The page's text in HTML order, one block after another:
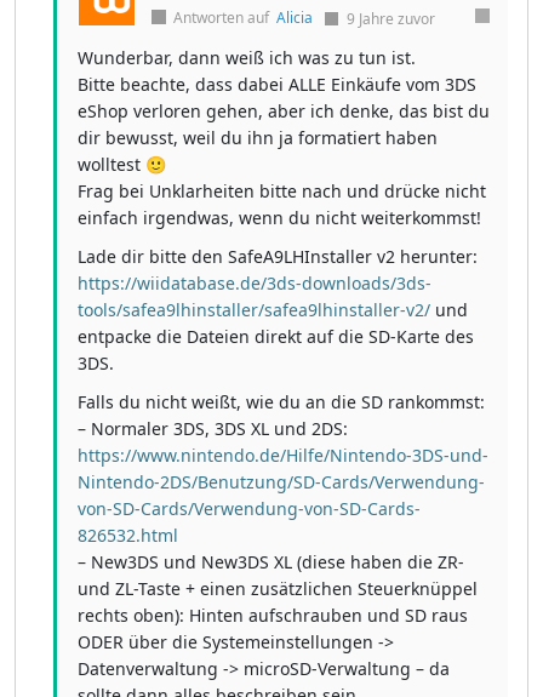
Antworten auf Alicia 9 Jahre zuvor
Wunderbar, dann weiß ich was zu tun ist.
Bitte beachte, dass dabei ALLE Einkäufe vom 3DS
eShop verloren gehen, aber ich denke, das bist du
dir bewusst, weil du ihn ja formatiert haben
wolltest 🙂
Frag bei Unklarheiten bitte nach und drücke nicht
einfach irgendwas, wenn du nicht weiterkommst!
Lade dir bitte den SafeA9LHInstaller v2 herunter:
https://wiidatabase.de/3ds-downloads/3ds-
tools/safea9lhinstaller/safea9lhinstaller-v2/ und
entpacke die Dateien direkt auf die SD-Karte des
3DS.
Falls du nicht weißt, wie du an die SD rankommst:
– Normaler 3DS, 3DS XL und 2DS:
https://www.nintendo.de/Hilfe/Nintendo-3DS-und-
Nintendo-2DS/Benutzung/SD-Cards/Verwendung-
von-SD-Cards/Verwendung-von-SD-Cards-
826532.html
– New3DS und New3DS XL (diese haben die ZR-
und ZL-Taste + einen zusätzlichen Steuerknüppel
rechts oben): Hinten aufschrauben und SD raus
ODER über die Systemeinstellungen ->
Datenverwaltung -> microSD-Verwaltung – da